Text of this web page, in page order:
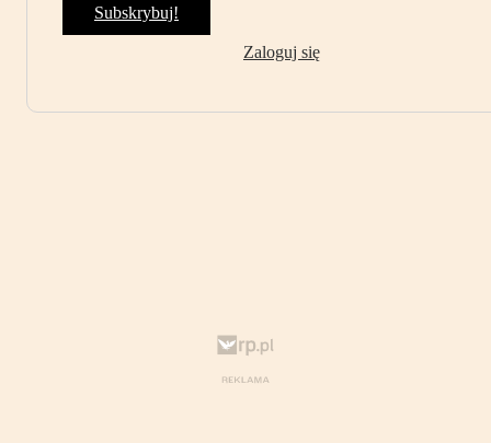
Subskrybuj!
Zaloguj się